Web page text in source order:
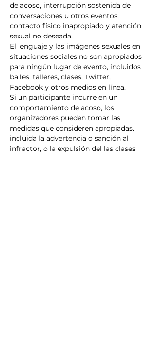
de acoso, interrupción sostenida de
conversaciones u otros eventos,
contacto físico inapropiado y atención
sexual no deseada.
El lenguaje y las imágenes sexuales en
situaciones sociales no son apropiados
para ningún lugar de evento, incluidos
bailes, talleres, clases, Twitter,
Facebook y otros medios en línea.
Si un participante incurre en un
comportamiento de acoso, los
organizadores pueden tomar las
medidas que consideren apropiadas,
incluida la advertencia o sanción al
infractor, o la expulsión del las clases